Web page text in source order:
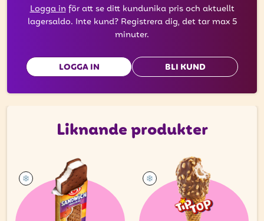
Logga inför att se ditt kundunika pris och aktuellt
lagersaldo. Inte kund? Registrera dig, det tar max 5
minuter.
LOGGA IN BLI KUND
Liknande produkter